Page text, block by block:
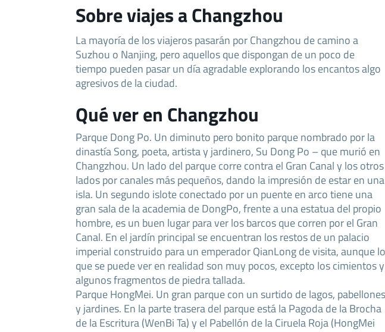
Sobre viajes a Changzhou
La mayoría de los viajeros pasarán por Changzhou de camino a
Suzhou o Nanjing, pero aquellos que dispongan de un poco de
tiempo pueden pasar un día agradable explorando los encantos algo
agresivos de la ciudad.
Qué ver en Changzhou
Parque Dong Po. Un diminuto pero bonito parque nombrado por la
dinastía Song, poeta, artista y jardinero, Su Dong Po – que murió en
Changzhou. Un lado del parque corre contra el Gran Canal y los otros
lados por canales más pequeños, dando la impresión de estar en una
isla. Un segundo islote conectado por un puente en arco tiene una
gran sala de la academia de DongPo, frente a una estatua del propio
hombre, es un buen lugar para ver los barcos que corren por el Gran
Canal. En el jardín principal se encuentran los restos de un palacio
imperial construido para un emperador QianLong de visita, aunque lo
que se puede ver en realidad son muy pocos, excepto los cimientos y
algunos fragmentos de piedra tallada.
Parque HongMei. Un gran parque con un surtido de lagos, pabellones
y jardines. En la parte trasera del parque está la Pagoda de la Brocha
de la Escritura (WenBi Ta) y el Pabellón de la Ciruela Roja (HongMei